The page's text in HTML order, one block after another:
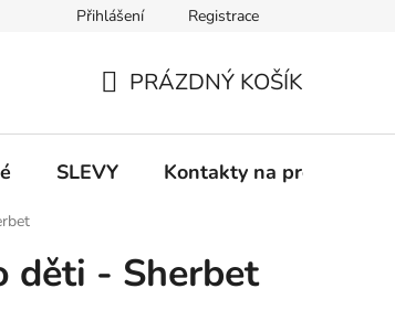
Informace k on-line platbám Odstoupení od
Přihlášení Registrace
KOŠÍK
PRÁZDNÝ KOŠÍK
SLEVY Kontakty na prodejny
děti - Sherbet